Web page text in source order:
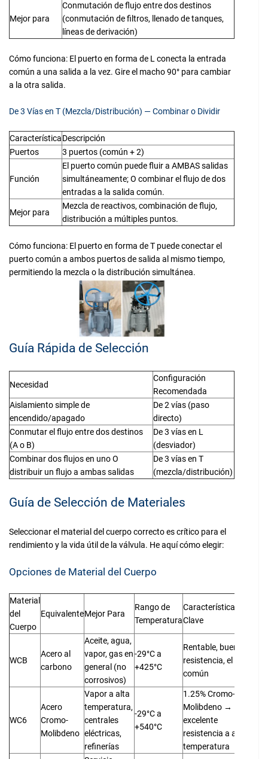
Mejor para
Conmutación de flujo entre dos destinos
(conmutación de filtros, llenado de tanques,
líneas de derivación)
Cómo funciona: El puerto en forma de L conecta la entrada
común a una salida a la vez. Gire el macho 90° para cambiar
a la otra salida.
De 3 Vías en T (Mezcla/Distribución) — Combinar o Dividir
CaracterísticaDescripción
Puertos
3 puertos (común + 2)
Función
El puerto común puede fluir a AMBAS salidas
simultáneamente; O combinar el flujo de dos
entradas a la salida común.
Mejor para
Mezcla de reactivos, combinación de flujo,
distribución a múltiples puntos.
Cómo funciona: El puerto en forma de T puede conectar el
puerto común a ambos puertos de salida al mismo tiempo,
permitiendo la mezcla o la distribución simultánea.
Guía Rápida de Selección
Necesidad
Configuración
Recomendada
Aislamiento simple de
encendido/apagado
De 2 vías (paso
directo)
Conmutar el flujo entre dos destinos
(A o B)
De 3 vías en L
(desviador)
Combinar dos flujos en uno O
distribuir un flujo a ambas salidas
De 3 vías en T
(mezcla/distribución)
Guía de Selección de Materiales
Seleccionar el material del cuerpo correcto es crítico para el
rendimiento y la vida útil de la válvula. He aquí cómo elegir:
Opciones de Material del Cuerpo
Material
del
Cuerpo
EquivalenteMejor Para
Rango de
Temperatura
Características
Clave
WCB
Acero al
carbono
Aceite, agua,
vapor, gas en
general (no
corrosivos)
-29°C a
+425°C
Rentable, buena
resistencia, el más
común
WC6
Acero
Cromo-
Molibdeno
Vapor a alta
temperatura,
centrales
eléctricas,
refinerías
-29°C a
+540°C
1.25% Cromo-0.5%
Molibdeno →
excelente
resistencia a alta
temperatura